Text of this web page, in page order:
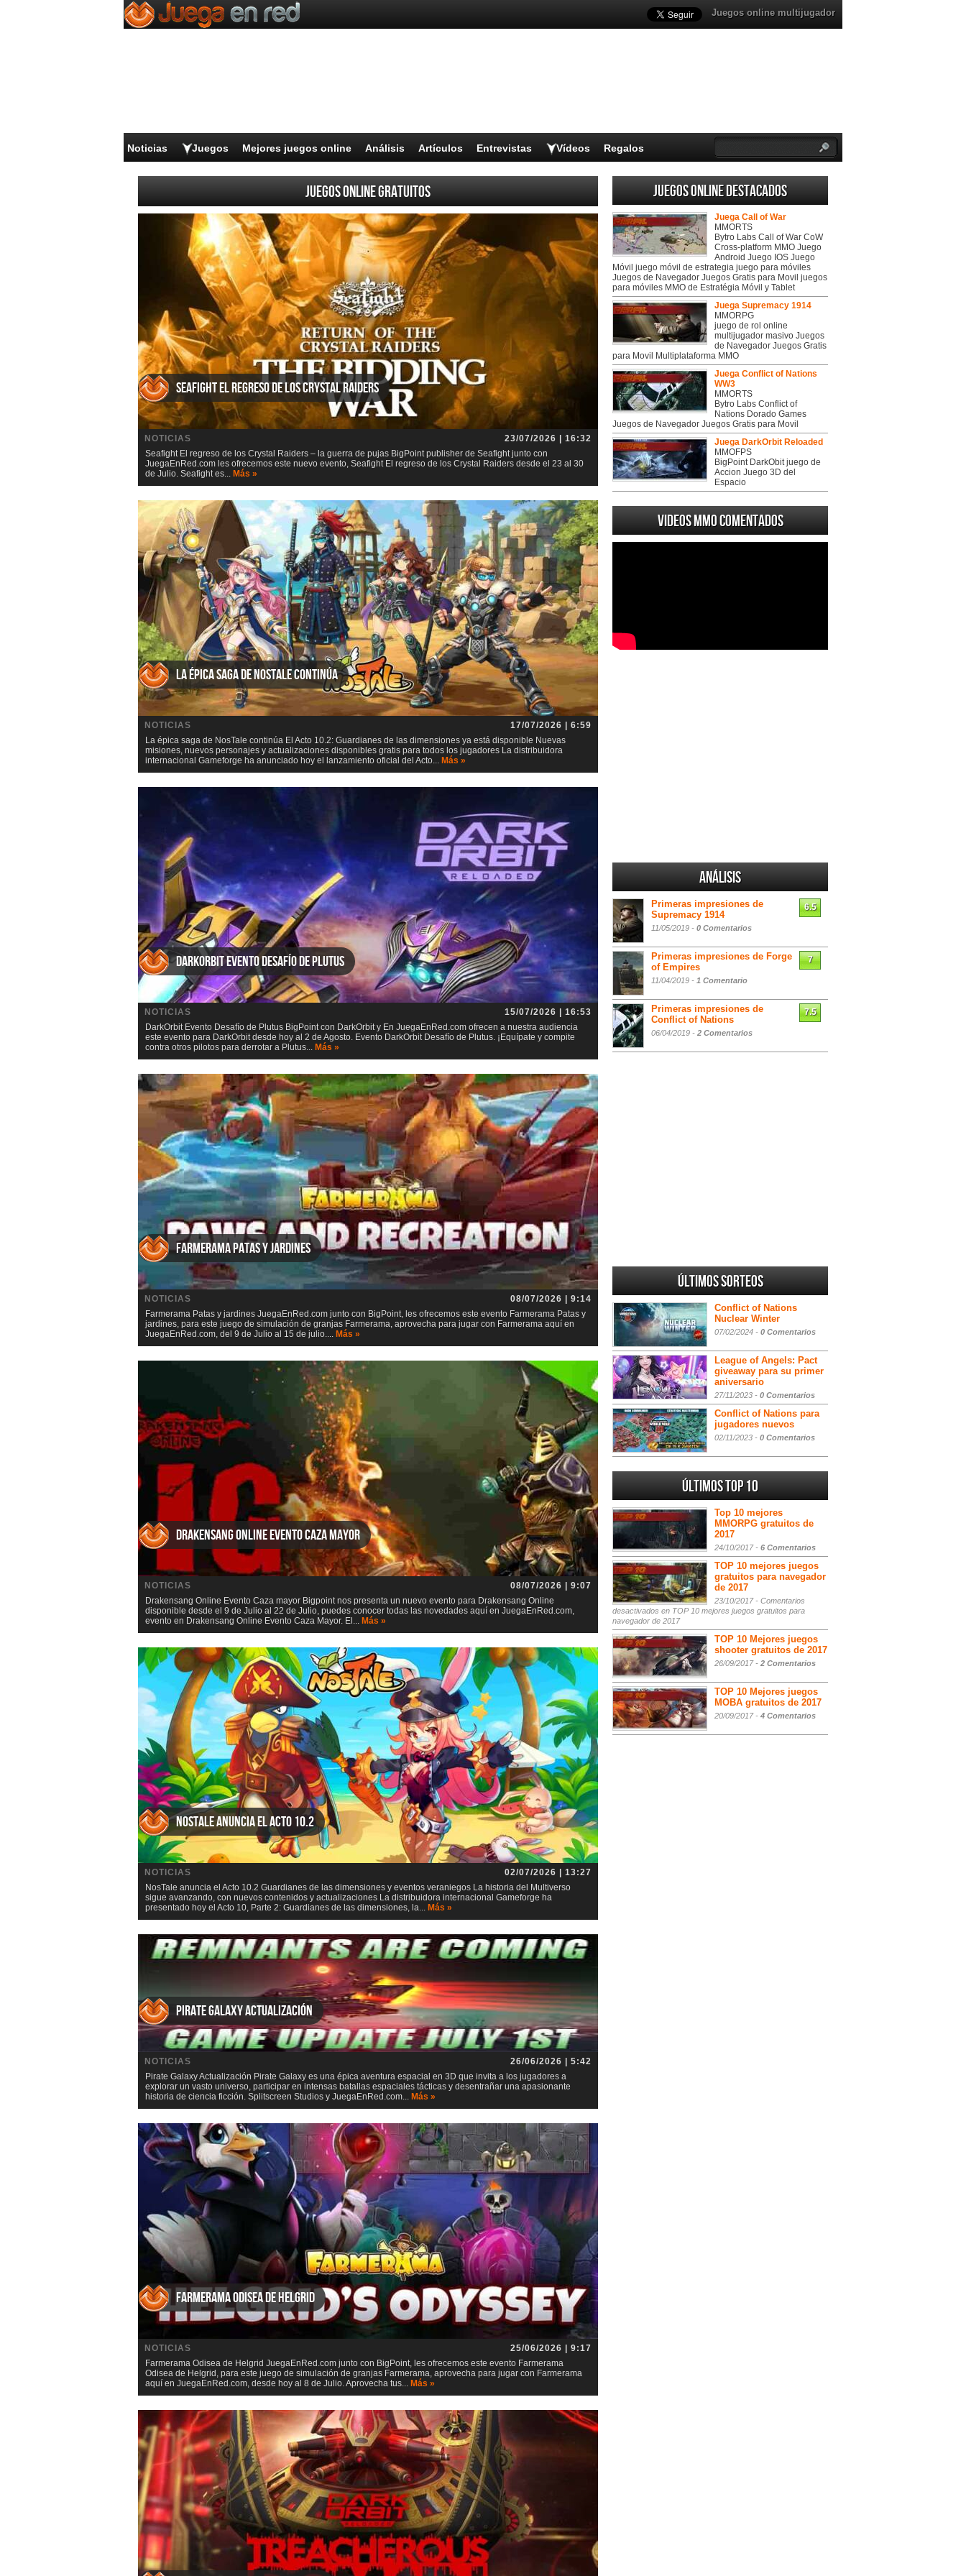
Juegos online multijugador
Noticias Juegos Mejores juegos online Análisis Artículos Entrevistas Vídeos Regalos
Juegos online gratuitos
Seafight El regreso de los Crystal Raiders
NOTICIAS
23/07/2026 | 16:32
Seafight El regreso de los Crystal Raiders – la guerra de pujas BigPoint publisher de Seafight junto con
JuegaEnRed.com les ofrecemos este nuevo evento, Seafight El regreso de los Crystal Raiders desde el 23 al 30
de Julio. Seafight es... Más »
La épica saga de NosTale continúa
NOTICIAS
17/07/2026 | 6:59
La épica saga de NosTale continúa El Acto 10.2: Guardianes de las dimensiones ya está disponible Nuevas
misiones, nuevos personajes y actualizaciones disponibles gratis para todos los jugadores La distribuidora
internacional Gameforge ha anunciado hoy el lanzamiento oficial del Acto... Más »
DarkOrbit Evento Desafío de Plutus
NOTICIAS
15/07/2026 | 16:53
DarkOrbit Evento Desafío de Plutus BigPoint con DarkOrbit y En JuegaEnRed.com ofrecen a nuestra audiencia
este evento para DarkOrbit desde hoy al 2 de Agosto. Evento DarkOrbit Desafío de Plutus. ¡Equípate y compite
contra otros pilotos para derrotar a Plutus... Más »
Farmerama Patas y jardines
NOTICIAS
08/07/2026 | 9:14
Farmerama Patas y jardines JuegaEnRed.com junto con BigPoint, les ofrecemos este evento Farmerama Patas y
jardines, para este juego de simulación de granjas Farmerama, aprovecha para jugar con Farmerama aquí en
JuegaEnRed.com, del 9 de Julio al 15 de julio.... Más »
Drakensang Online Evento Caza mayor
NOTICIAS
08/07/2026 | 9:07
Drakensang Online Evento Caza mayor Bigpoint nos presenta un nuevo evento para Drakensang Online
disponible desde el 9 de Julio al 22 de Julio, puedes conocer todas las novedades aquí en JuegaEnRed.com,
evento en Drakensang Online Evento Caza Mayor. El... Más »
NosTale anuncia el Acto 10.2
NOTICIAS
02/07/2026 | 13:27
NosTale anuncia el Acto 10.2 Guardianes de las dimensiones y eventos veraniegos La historia del Multiverso
sigue avanzando, con nuevos contenidos y actualizaciones La distribuidora internacional Gameforge ha
presentado hoy el Acto 10, Parte 2: Guardianes de las dimensiones, la... Más »
Pirate Galaxy Actualización
NOTICIAS
26/06/2026 | 5:42
Pirate Galaxy Actualización Pirate Galaxy es una épica aventura espacial en 3D que invita a los jugadores a
explorar un vasto universo, participar en intensas batallas espaciales tácticas y desentrañar una apasionante
historia de ciencia ficción. Splitscreen Studios y JuegaEnRed.com... Más »
Farmerama Odisea de Helgrid
NOTICIAS
25/06/2026 | 9:17
Farmerama Odisea de Helgrid JuegaEnRed.com junto con BigPoint, les ofrecemos este evento Farmerama
Odisea de Helgrid, para este juego de simulación de granjas Farmerama, aprovecha para jugar con Farmerama
aquí en JuegaEnRed.com, desde hoy al 8 de Julio. Aprovecha tus... Más »
Juegos online destacados
Juega Call of War
MMORTS
Bytro Labs Call of War CoW
Cross-platform MMO Juego
Android Juego IOS Juego
Móvil juego móvil de estrategia juego para móviles
Juegos de Navegador Juegos Gratis para Movil juegos
para móviles MMO de Estratégia Móvil y Tablet
Juega Supremacy 1914
MMORPG
juego de rol online
multijugador masivo Juegos
de Navegador Juegos Gratis
para Movil Multiplataforma MMO
Juega Conflict of Nations
WW3
MMORTS
Bytro Labs Conflict of
Nations Dorado Games
Juegos de Navegador Juegos Gratis para Movil
Juega DarkOrbit Reloaded
MMOFPS
BigPoint DarkObit juego de
Accion Juego 3D del
Espacio
Videos MMO Comentados
Análisis
Primeras impresiones de
Supremacy 1914
11/05/2019 - 0 Comentarios
6.5
Primeras impresiones de Forge
of Empires
11/04/2019 - 1 Comentario
7
Primeras impresiones de
Conflict of Nations
06/04/2019 - 2 Comentarios
7.5
Últimos sorteos
Conflict of Nations
Nuclear Winter
07/02/2024 - 0 Comentarios
League of Angels: Pact
giveaway para su primer
aniversario
27/11/2023 - 0 Comentarios
Conflict of Nations para
jugadores nuevos
02/11/2023 - 0 Comentarios
Últimos Top 10
Top 10 mejores
MMORPG gratuitos de
2017
24/10/2017 - 6 Comentarios
TOP 10 mejores juegos
gratuitos para navegador
de 2017
23/10/2017 - Comentarios
desactivados en TOP 10 mejores juegos gratuitos para
navegador de 2017
TOP 10 Mejores juegos
shooter gratuitos de 2017
26/09/2017 - 2 Comentarios
TOP 10 Mejores juegos
MOBA gratuitos de 2017
20/09/2017 - 4 Comentarios